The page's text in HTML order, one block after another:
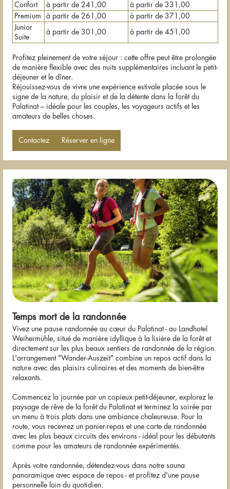
Confort
à partir de 241,00
à partir de 331,00
Premium
à partir de 261,00
à partir de 371,00
Junior
Suite
à partir de 301,00 à partir de 451,00
Profitez pleinement de votre séjour : cette offre peut être prolongée
de manière flexible avec des nuits supplémentaires incluant le petit-
déjeuner et le dîner.
Réjouissez-vous de vivre une expérience estivale placée sous le
signe de la nature, du plaisir et de la détente dans la forêt du
Palatinat – idéale pour les couples, les voyageurs actifs et les
amateurs de belles choses.
Contactez Réserver en ligne
Temps mort de la randonnée
Vivez une pause randonnée au cœur du Palatinat - au Landhotel
Weihermühle, situé de manière idyllique à la lisière de la forêt et
directement sur les plus beaux sentiers de randonnée de la région.
L'arrangement "Wander-Auszeit" combine un repos actif dans la
nature avec des plaisirs culinaires et des moments de bien-être
relaxants.
Commencez la journée par un copieux petit-déjeuner, explorez le
paysage de rêve de la forêt du Palatinat et terminez la soirée par
un menu à trois plats dans une ambiance chaleureuse. Pour la
route, vous recevrez un panier-repas et une carte de randonnée
avec les plus beaux circuits des environs - idéal pour les débutants
comme pour les amateurs de randonnée expérimentés.
Après votre randonnée, détendez-vous dans notre sauna
panoramique avec espace de repos - et profitez d'une pause
personnelle loin du quotidien.